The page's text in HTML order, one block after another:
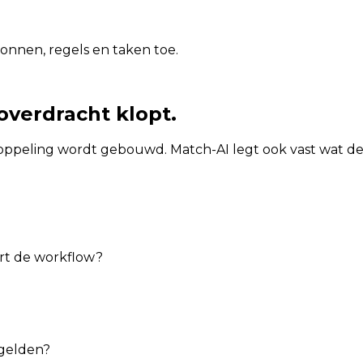
regels en taken toe.
klopt.
wordt gebouwd. Match-AI legt ook vast wat
de workflow?